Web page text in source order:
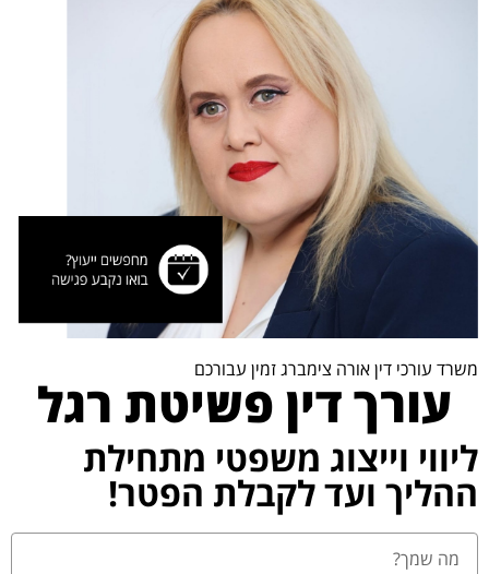
משרד עורכי דין אורה צימברג זמין עבורכם
עורך דין פשיטת רגל
ליווי וייצוג משפטי מתחילת
ההליך ועד לקבלת הפטר!